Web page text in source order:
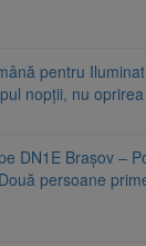
pentru
nopții, nu
DN1E Brașov –
persoane